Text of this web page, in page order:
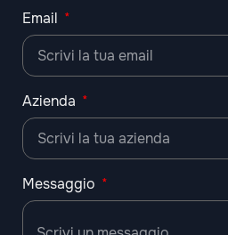
Email
Azienda
Messaggio